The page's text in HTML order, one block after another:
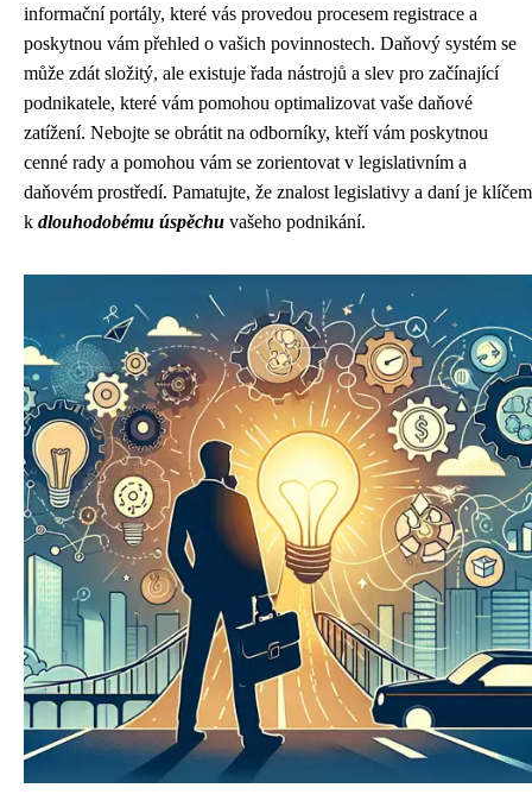
informační portály, které vás provedou procesem registrace a
poskytnou vám přehled o vašich povinnostech. Daňový systém se
může zdát složitý, ale existuje řada nástrojů a slev pro začínající
podnikatele, které vám pomohou optimalizovat vaše daňové
zatížení. Nebojte se obrátit na odborníky, kteří vám poskytnou
cenné rady a pomohou vám se zorientovat v legislativním a
daňovém prostředí. Pamatujte, že znalost legislativy a daní je klíčem
k dlouhodobému úspěchu vašeho podnikání.